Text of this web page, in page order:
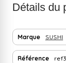
Détails du
Marque SUSHI
Référence